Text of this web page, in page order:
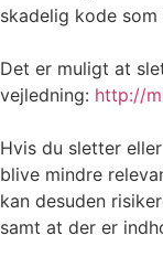
skadelig kode som
Det er muligt at
vejledning: http://
Hvis du sletter
blive mindre
kan desuden
samt at der er